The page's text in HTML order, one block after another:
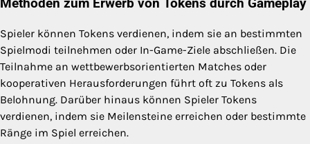
Methoden zum Erwerb von Tokens durch Gameplay
Spieler können Tokens verdienen, indem sie an bestimmten
Spielmodi teilnehmen oder In-Game-Ziele abschließen. Die
Teilnahme an wettbewerbsorientierten Matches oder
kooperativen Herausforderungen führt oft zu Tokens als
Belohnung. Darüber hinaus können Spieler Tokens
verdienen, indem sie Meilensteine erreichen oder bestimmte
Ränge im Spiel erreichen.